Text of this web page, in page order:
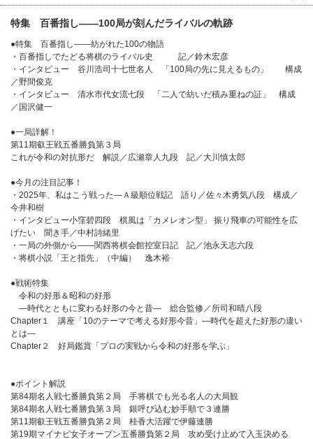
特集 百番指し――100局が刻んだライバルの軌跡
●特集 百番指し――紡がれた100の物語
・百番指しでたどる将棋のライバル史 記／鈴木宏彦
・インタビュー 谷川浩司十七世名人 「100局の先に見えるもの」 構成
／野間俊克
・インタビュー 清水市代女流七段 「二人で紡いだ積み重ねの証」 構成
／国沢健一
●一局詳解！
第11期叡王戦五番勝負第３局
これが令和の対抗形だ 解説／広瀬章人九段 記／大川慎太郎
●今月の注目記事！
・2025年、私はこう戦った―Ａ級順位戦記 語り／佐々木勇気八段 構成／
今井和樹
・インタビュー小窪碧四段 棋風は「カメレオン型」 振り飛車の可能性を広
げたい 聞き手／中村詩緒里
・一局の外側から――関西将棋会館控室日記 記／池永天志六段
・将棋小説「王と指先」（中編） 逸木裕
●戦術特集
令和の好形＆昭和の好形
―時代とともに変わる好形の今と昔― 総合監修／所司和晴八段
Chapter１ 講座「10のテーマで考える好形今昔」―時代を超えた好形の違い
とは―
Chapter２ 好局鑑賞「プロの実戦から令和の好形を学ぶ」
●ポイント解説
第84期名人戦七番勝負第２局 手将棋でも光る名人の大局観
第84期名人戦七番勝負第３局 銀呼び込む妙手順で３連勝
第11期叡王戦五番勝負第２局 桂香大活躍で伊藤連勝
第19期マイナビ女子オープン五番勝負第２局 攻め受け止めて入玉決める